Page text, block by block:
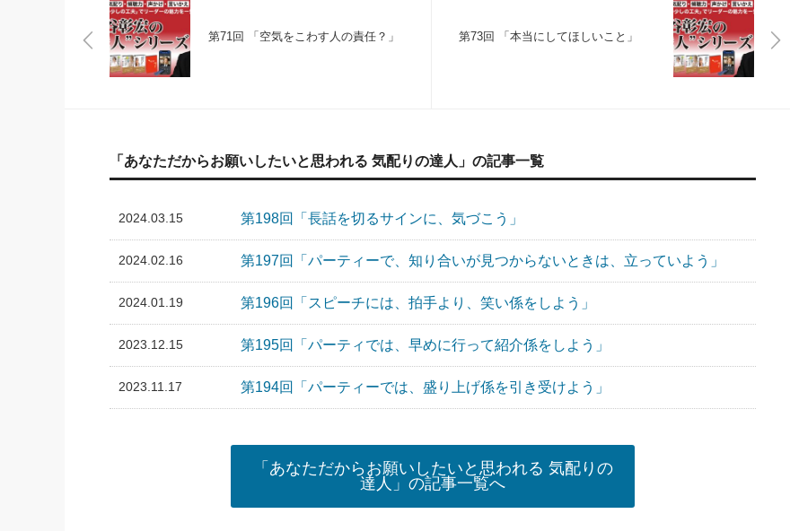
第71回 「空気をこわす人の責任？」 第73回 「本当にしてほしいこと」
「あなただからお願いしたいと思われる 気配りの達人」の記事一覧
2024.03.15 第198回「長話を切るサインに、気づこう」
2024.02.16 第197回「パーティーで、知り合いが見つからないときは、立っていよう」
2024.01.19 第196回「スピーチには、拍手より、笑い係をしよう」
2023.12.15 第195回「パーティでは、早めに行って紹介係をしよう」
2023.11.17 第194回「パーティーでは、盛り上げ係を引き受けよう」
「あなただからお願いしたいと思われる 気配りの
達人」の記事一覧へ